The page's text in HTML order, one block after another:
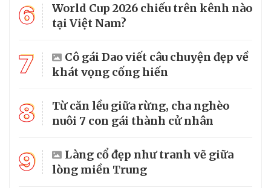
6
World Cup 2026 chiếu trên kênh nào
tại Việt Nam?
7
Cô gái Dao viết câu chuyện đẹp về
khát vọng cống hiến
8
Từ căn lều giữa rừng, cha nghèo
nuôi 7 con gái thành cử nhân
9
Làng cổ đẹp như tranh vẽ giữa
lòng miền Trung